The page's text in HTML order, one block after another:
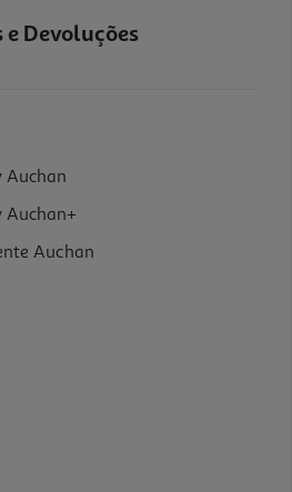
e Devoluções
Auchan
Auchan+
Auchan